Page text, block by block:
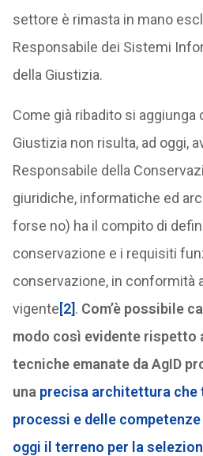
settore è rimasta in mano
Responsabile dei Sistemi
della Giustizia.
Come già ribadito si aggiunga
Giustizia non risulta, ad oggi,
Responsabile della
giuridiche, informatiche ed
forse no) ha il compito di
conservazione e i requisiti
conservazione, in conformità
vigente[2]. Com’è possibile
modo così evidente rispetto
tecniche emanate da AgID
una precisa architettura che
processi e delle
oggi il terreno per la